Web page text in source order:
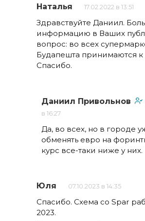
Наталья 17.02.2022 в 13:51
Здравствуйте Даниил.
информацию в Ваших
вопрос: во всех
Будапешта принимаются к
Спасибо.
Даниил Привольнов
в 16:27
Да, во всех, но в городе
обменять евро на
курс все-таки ниже у них.
Юля 07.10.2023 в 14:35
Спасибо. Схема со Spar
2023.